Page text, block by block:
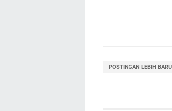
POSTINGAN LEBIH BARU